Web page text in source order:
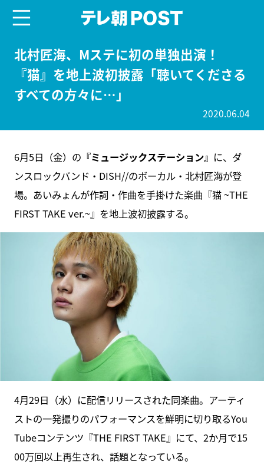
北村匠海、Mステに初の単独出演！
『猫』を地上波初披露「聴いてくださる
すべての方々に…」
2020.06.04
6月5日（金）の 『ミュージックステーション』 に、ダ
ンスロックバンド・DISH//のボーカル・北村匠海が登
場。あいみょんが作詞・作曲を手掛けた楽曲『猫 ~THE
FIRST TAKE ver.~』を地上波初披露する。
4月29日（水）に配信リリースされた同楽曲。アーティ
ストの一発撮りのパフォーマンスを鮮明に切り取るYou
Tubeコンテンツ『THE FIRST TAKE』にて、2か月で15
00万回以上再生され、話題となっている。